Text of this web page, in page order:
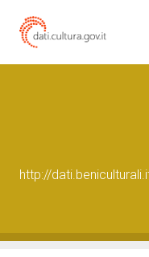
http://